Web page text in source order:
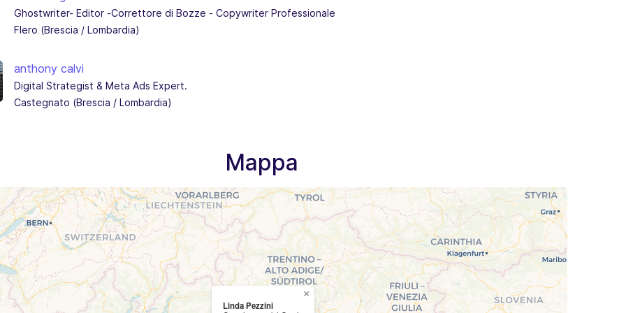
Ghostwriter- Editor -Correttore di Bozze - Copywriter Professionale
Flero (Brescia / Lombardia)
anthony calvi
Digital Strategist & Meta Ads Expert.
Castegnato (Brescia / Lombardia)
Mappa
Linda Pezzini
×